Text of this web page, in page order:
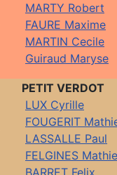
MARTY Robert
FAURE Maxime
MARTIN Cecile
Guiraud Maryse
PETIT VERDOT
LUX Cyrille
FOUGERIT
LASSALLE Paul
FELGINES